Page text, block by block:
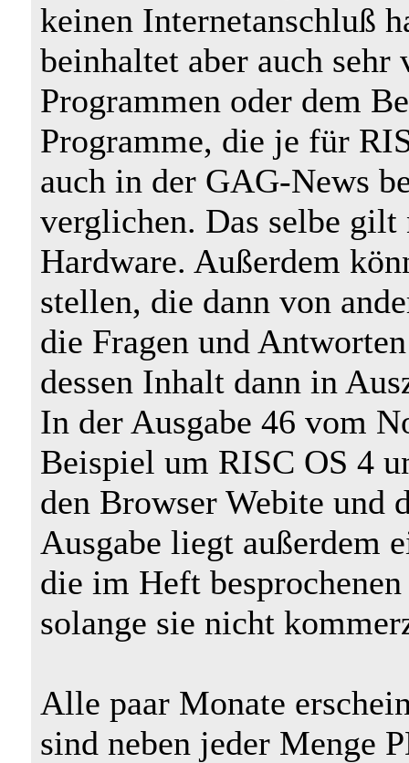
keinen Internetanschluß
beinhaltet aber auch
Programmen oder dem
Programme, die je für
auch in der GAG-News
verglichen. Das selbe
Hardware. Außerdem
stellen, die dann von
die Fragen und
dessen Inhalt dann in
In der Ausgabe 46 vom
Beispiel um RISC OS 4
den Browser Webite und
Ausgabe liegt außerdem
die im Heft
solange sie nicht
Alle paar Monate
sind neben jeder Menge